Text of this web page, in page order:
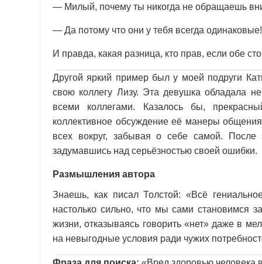
— Милый, почему ты никогда не обращаешь
— Да потому что они у тебя всегда одинаковые!
И правда, какая разница, кто прав, если обе
Другой яркий пример был у моей подруги
свою коллегу Лизу. Эта девушка обладала
всеми коллегами. Казалось бы,
коллективное обсуждение её манеры
всех вокруг, забывая о себе самой. После
задумавшись над серьёзностью своей ошибки.
Размышления автора
Знаешь, как писал Толстой: «Всё
настолько сильно, что мы сами становимся
жизни, отказываясь говорить «нет» даже в
на невыгодные условия ради чужих